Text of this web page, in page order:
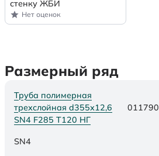
стенку ЖБИ
Нет оценок
Размерный ряд
Труба полимерная
трехслойная d355х12,6
SN4 F285 Т120 НГ
011790
SN4